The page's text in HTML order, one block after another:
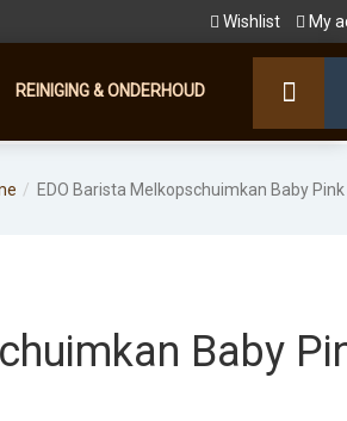
Wishlist My
REINIGING & ONDERHOUD
EDO Barista Melkopschuimkan Baby
Baby